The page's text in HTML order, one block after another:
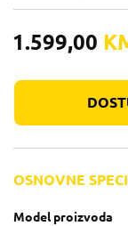
1.599,00
OSNOVNE
Model proizvoda